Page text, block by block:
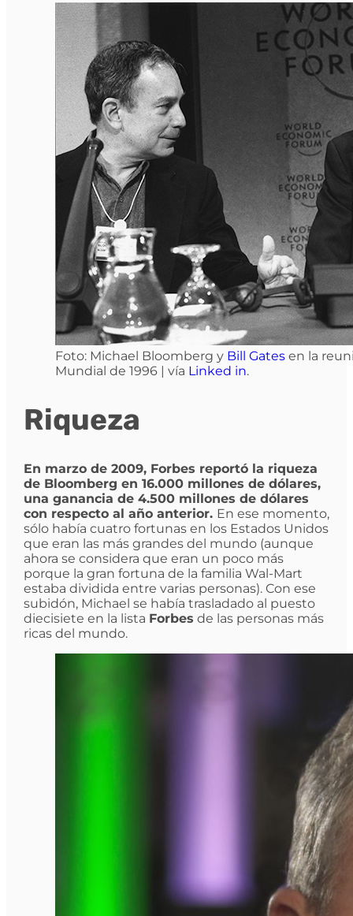
Foto: Michael Bloomberg y Bill Gatesen la
Mundial de 1996 | vía Linked in.
Riqueza
En marzo de 2009, Forbes reportó la riqueza
de Bloomberg en 16.000 millones de dólares,
una ganancia de 4.500 millones de dólares
con respecto al año anterior. En ese momento,
sólo había cuatro fortunas en los Estados Unidos
que eran las más grandes del mundo (aunque
ahora se considera que eran un poco más
porque la gran fortuna de la familia Wal-Mart
estaba dividida entre varias personas). Con ese
subidón, Michael se había trasladado al puesto
diecisiete en la lista Forbes de las personas más
ricas del mundo.